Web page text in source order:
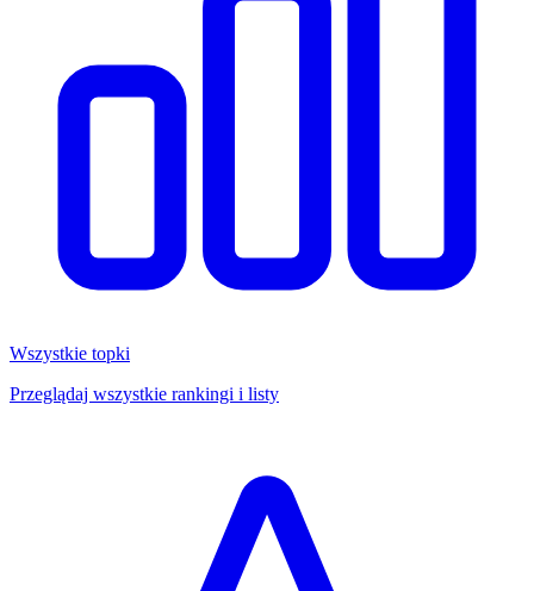
Wszystkie topki
Przeglądaj wszystkie rankingi i listy